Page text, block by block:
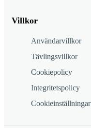
Villkor
Användarvillkor
Tävlingsvillkor
Cookiepolicy
Integritetspolicy
Cookieinställningar